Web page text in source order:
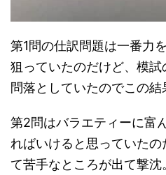
第1問の仕訳問題は一番力
狙っていたのだけど、模
問落としていたのでこの結
第2問はバラエティーに富
ればいけると思っていた
て苦手なところが出て撃